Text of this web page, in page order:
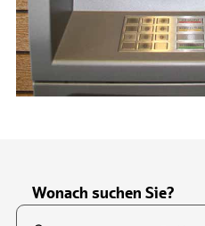
Wonach suchen Sie?
Suchfeld